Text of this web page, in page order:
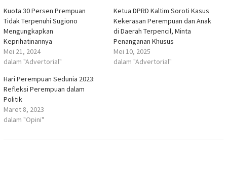
Kuota 30 Persen Prempuan
Tidak Terpenuhi Sugiono
Mengungkapkan
Keprihatinannya
Mei 21, 2024
dalam "Advertorial"
Ketua DPRD Kaltim Soroti Kasus
Kekerasan Perempuan dan Anak
di Daerah Terpencil, Minta
Penanganan Khusus
Mei 10, 2025
dalam "Advertorial"
Hari Perempuan Sedunia 2023:
Refleksi Perempuan dalam
Politik
Maret 8, 2023
dalam "Opini"